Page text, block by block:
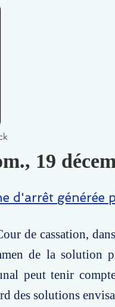
19
d'arrêt générée
de cassation,
de la solution
peut tenir
des solutions